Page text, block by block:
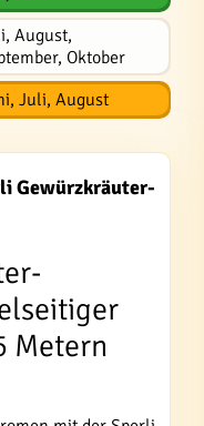
August,
Oktober
Juli, August
Gewürzkräuter-
Metern